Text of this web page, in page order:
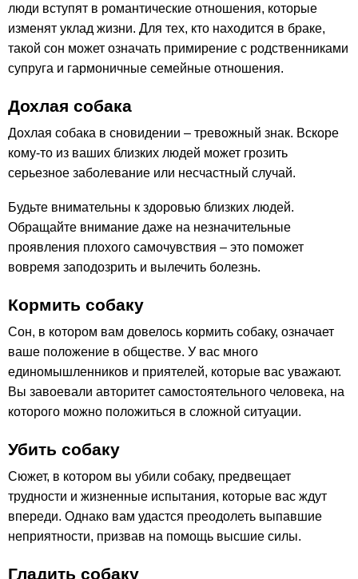
люди вступят в романтические отношения, которые
изменят уклад жизни. Для тех, кто находится в браке,
такой сон может означать примирение с родственниками
супруга и гармоничные семейные отношения.
Дохлая собака
Дохлая собака в сновидении – тревожный знак. Вскоре
кому-то из ваших близких людей может грозить
серьезное заболевание или несчастный случай.
Будьте внимательны к здоровью близких людей.
Обращайте внимание даже на незначительные
проявления плохого самочувствия – это поможет
вовремя заподозрить и вылечить болезнь.
Кормить собаку
Сон, в котором вам довелось кормить собаку, означает
ваше положение в обществе. У вас много
единомышленников и приятелей, которые вас уважают.
Вы завоевали авторитет самостоятельного человека, на
которого можно положиться в сложной ситуации.
Убить собаку
Сюжет, в котором вы убили собаку, предвещает
трудности и жизненные испытания, которые вас ждут
впереди. Однако вам удастся преодолеть выпавшие
неприятности, призвав на помощь высшие силы.
Гладить собаку